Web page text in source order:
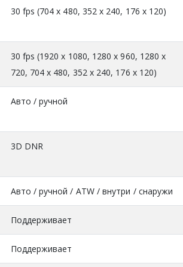
30 fps (704 x 480, 352 x 240, 176 x 120)
30 fps (1920 x 1080, 1280 x 960, 1280 x
720, 704 x 480, 352 x 240, 176 x 120)
Авто / ручной
3D DNR
Авто / ручной / ATW / внутри / снаружи
Поддерживает
Поддерживает